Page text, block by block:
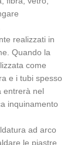
realizzati in
Quando la
come
e i tubi spesso
entrerà nel
inquinamento
ad arco
le piastre